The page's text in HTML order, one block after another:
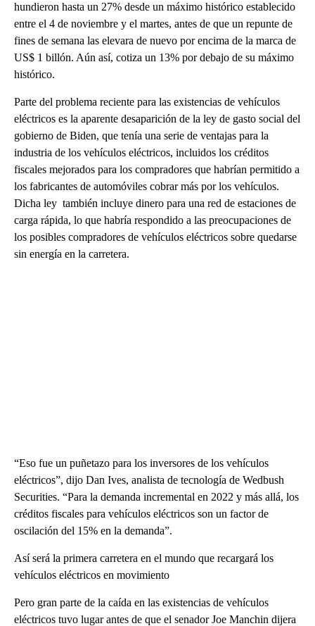
hundieron hasta un 27% desde un máximo histórico establecido
entre el 4 de noviembre y el martes, antes de que un repunte de
fines de semana las elevara de nuevo por encima de la marca de
US$ 1 billón. Aún así, cotiza un 13% por debajo de su máximo
histórico.
Parte del problema reciente para las existencias de vehículos
eléctricos es la aparente desaparición de la ley de gasto social del
gobierno de Biden, que tenía una serie de ventajas para la
industria de los vehículos eléctricos, incluidos los créditos
fiscales mejorados para los compradores que habrían permitido a
los fabricantes de automóviles cobrar más por los vehículos.
Dicha ley también incluye dinero para una red de estaciones de
carga rápida, lo que habría respondido a las preocupaciones de
los posibles compradores de vehículos eléctricos sobre quedarse
sin energía en la carretera.
“Eso fue un puñetazo para los inversores de los vehículos
eléctricos”, dijo Dan Ives, analista de tecnología de Wedbush
Securities. “Para la demanda incremental en 2022 y más allá, los
créditos fiscales para vehículos eléctricos son un factor de
oscilación del 15% en la demanda”.
Así será la primera carretera en el mundo que recargará los
vehículos eléctricos en movimiento
Pero gran parte de la caída en las existencias de vehículos
eléctricos tuvo lugar antes de que el senador Joe Manchin dijera